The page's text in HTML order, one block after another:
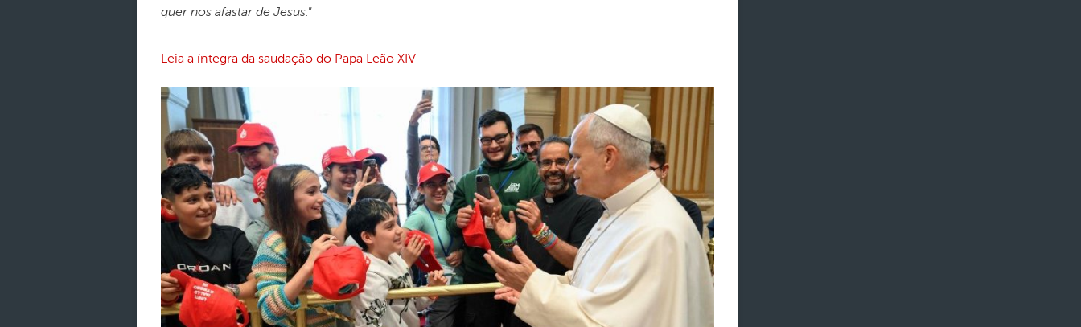
quer nos afastar de Jesus."
Leia a íntegra da saudação do Papa Leão XIV